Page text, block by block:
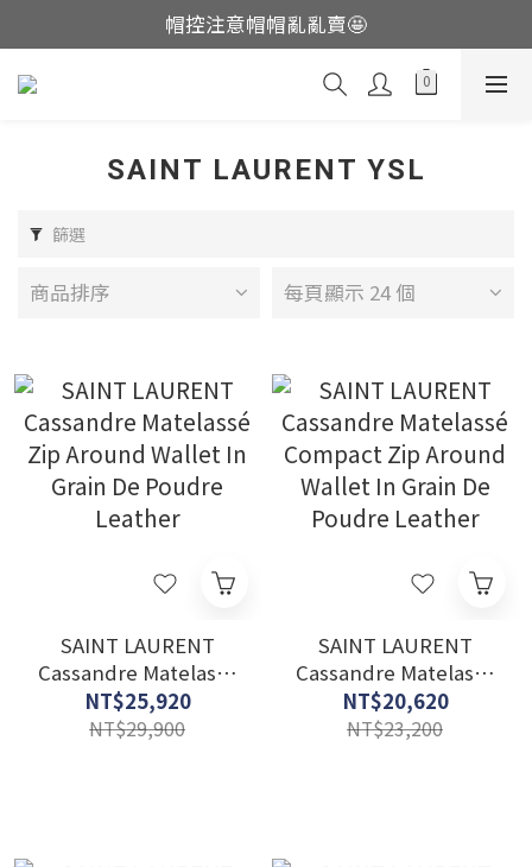
這裡現貨不用等👟
帽控注意帽帽亂亂賣🤩
這裡現貨不用等👟
SAINT LAURENT YSL
篩選
商品排序 每頁顯示 24 個
SAINT LAURENT
Cassandre Matelassé
Zip Around Wallet In
Grain De Poudre
NT$25,920
NT$29,900
SAINT LAURENT
Cassandre Matelassé
Compact Zip Around
Wallet In Grain De
NT$20,620
NT$23,200